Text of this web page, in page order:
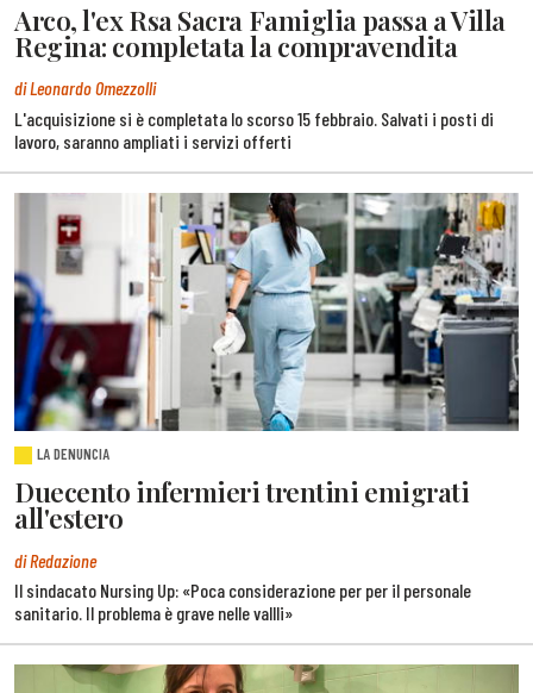
Arco, l'ex Rsa Sacra Famiglia passa a Villa
Regina: completata la compravendita
di Leonardo Omezzolli
L'acquisizione si è completata lo scorso 15 febbraio. Salvati i posti di
lavoro, saranno ampliati i servizi offerti
LA DENUNCIA
Duecento infermieri trentini emigrati
all'estero
di Redazione
Il sindacato Nursing Up: «Poca considerazione per per il personale
sanitario. Il problema è grave nelle vallli»